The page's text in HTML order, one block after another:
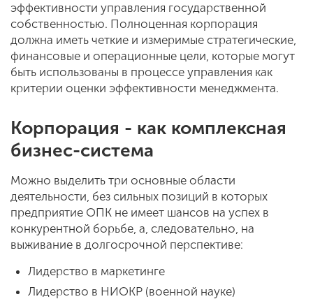
эффективности управления государственной
собственностью. Полноценная корпорация
должна иметь четкие и измеримые стратегические,
финансовые и операционные цели, которые могут
быть использованы в процессе управления как
критерии оценки эффективности менеджмента.
Корпорация - как комплексная
бизнес-система
Можно выделить три основные области
деятельности, без сильных позиций в которых
предприятие ОПК не имеет шансов на успех в
конкурентной борьбе, а, следовательно, на
выживание в долгосрочной перспективе:
Лидерство в маркетинге
Лидерство в НИОКР (военной науке)